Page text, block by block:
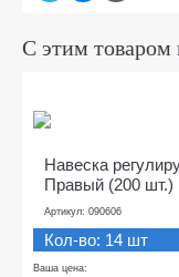
С этим товаром
Навеска
Правый (200 шт.)
Артикул: 090606
Кол-во: 14 шт
Ваша цена: